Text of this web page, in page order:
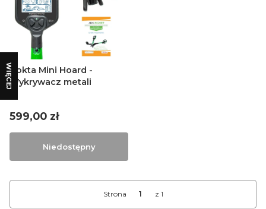
WIĘCEJNokta Mini Hoard -
Wykrywacz metali
Cena
599,00 zł
Niedostępny
Strona z 1